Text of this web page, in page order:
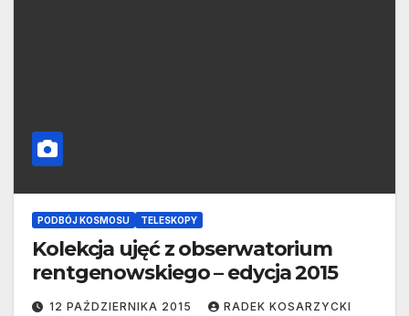
PODBÓJ KOSMOSU TELESKOPY
Kolekcja ujęć z obserwatorium
rentgenowskiego – edycja 2015
12 PAŹDZIERNIKA 2015 RADEK KOSARZYCKI